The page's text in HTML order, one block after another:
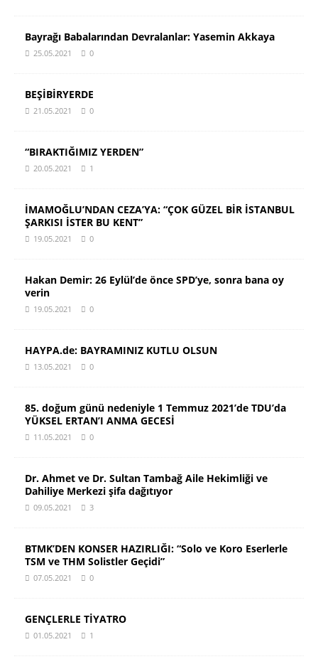
Bayrağı Babalarından Devralanlar: Yasemin Akkaya
25.05.2021 0
BEŞİBİRYERDE
21.05.2021 0
“BIRAKTIĞIMIZ YERDEN”
20.05.2021 1
İMAMOĞLU’NDAN CEZA’YA: “ÇOK GÜZEL BİR İSTANBUL
ŞARKISI İSTER BU KENT”
19.05.2021 0
Hakan Demir: 26 Eylül’de önce SPD’ye, sonra bana oy
verin
19.05.2021 0
HAYPA.de: BAYRAMINIZ KUTLU OLSUN
13.05.2021 0
85. doğum günü nedeniyle 1 Temmuz 2021’de TDU’da
YÜKSEL ERTAN’I ANMA GECESİ
11.05.2021 0
Dr. Ahmet ve Dr. Sultan Tambağ Aile Hekimliği ve
Dahiliye Merkezi şifa dağıtıyor
09.05.2021 3
BTMK’DEN KONSER HAZIRLIĞI: “Solo ve Koro Eserlerle
TSM ve THM Solistler Geçidi”
07.05.2021 0
GENÇLERLE TİYATRO
01.05.2021 1